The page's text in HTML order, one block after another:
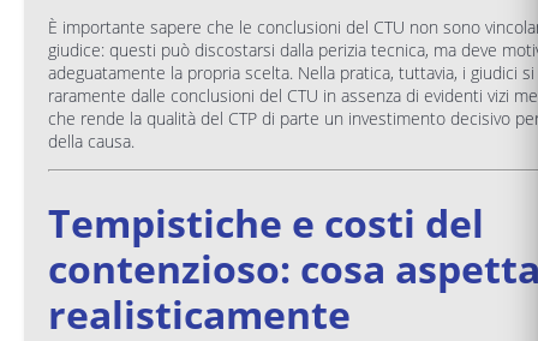
È importante sapere che le conclusioni del CTU non sono
giudice: questi può discostarsi dalla perizia tecnica, ma deve
adeguatamente la propria scelta. Nella pratica, tuttavia, i giudici
raramente dalle conclusioni del CTU in assenza di evidenti vizi
che rende la qualità del CTP di parte un investimento decisivo
della causa.
Tempistiche e costi del
contenzioso: cosa
realisticamente